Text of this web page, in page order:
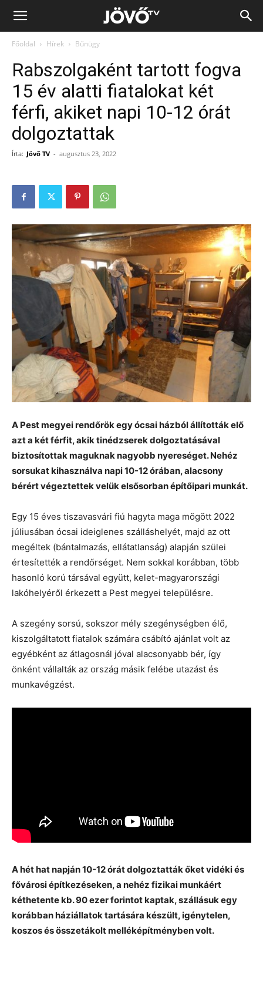
Jövő
Főoldal Hírek Bűnügy
Rabszolgaként tartott fogva
15 év alatti fiatalokat két
férfi, akiket napi 10-12 órát
dolgoztattak
Írta: Jövő TV - augusztus 23, 2022
A Pest megyei rendőrök egy ócsai házból állították elő
azt a két férfit, akik tinédzserek dolgoztatásával
biztosítottak maguknak nagyobb nyereséget. Nehéz
sorsukat kihasználva napi 10-12 órában, alacsony
bérért végeztettek velük elsősorban építőipari munkát.
Egy 15 éves tiszavasvári fiú hagyta maga mögött 2022
júliusában ócsai ideiglenes szálláshelyét, majd az ott
megéltek (bántalmazás, ellátatlanság) alapján szülei
értesítették a rendőrséget. Nem sokkal korábban, több
hasonló korú társával együtt, kelet-magyarországi
lakóhelyéről érkezett a Pest megyei településre.
A szegény sorsú, sokszor mély szegénységben élő,
kiszolgáltatott fiatalok számára csábító ajánlat volt az
egyébként az átlagosnál jóval alacsonyabb bér, így
önként vállalták az ország másik felébe utazást és
munkavégzést.
A hét hat napján 10-12 órát dolgoztatták őket vidéki és
fővárosi építkezéseken, a nehéz fizikai munkáért
kéthetente kb. 90 ezer forintot kaptak, szállásuk egy
korábban háziállatok tartására készült, igénytelen,
koszos és összetákolt melléképítményben volt.